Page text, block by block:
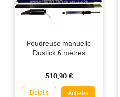
Poudreuse manuelle
Dustick 6 mètres
510,90 €
Détails Acheter